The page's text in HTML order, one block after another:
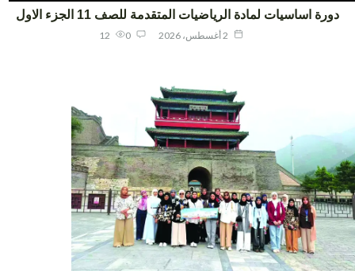
اساسيات لمادة الرياضيات المتقدمة للصف 11 الجزء الاول
12